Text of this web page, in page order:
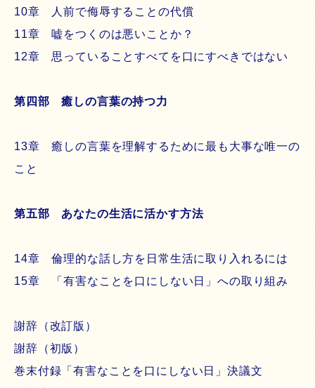
10章 人前で侮辱することの代償
11章 嘘をつくのは悪いことか？
12章 思っていることすべてを口にすべきではない
第四部 癒しの言葉の持つ力
13章 癒しの言葉を理解するために最も大事な唯一の
こと
第五部 あなたの生活に活かす方法
14章 倫理的な話し方を日常生活に取り入れるには
15章 「有害なことを口にしない日」への取り組み
謝辞（改訂版）
謝辞（初版）
巻末付録「有害なことを口にしない日」決議文